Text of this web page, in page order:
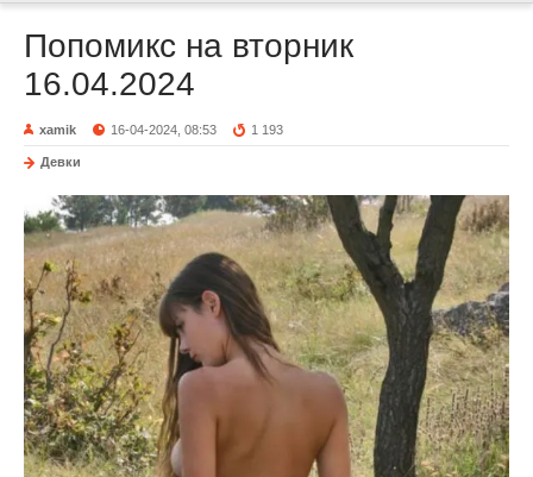
Попомикс на вторник
16.04.2024
xamik 16-04-2024, 08:53 1 193
Девки